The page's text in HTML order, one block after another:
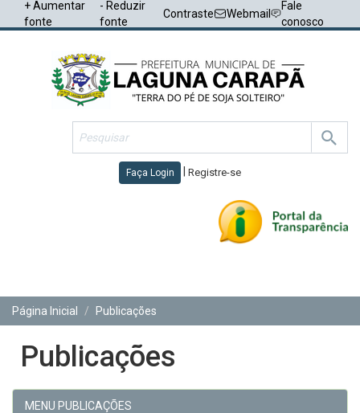
+ Aumentar
fonte
- Reduzir
fonte
Contraste Webmail
Fale
conosco
Faça Login Registre-se
Página Inicial
Publicações
Publicações
MENU PUBLICAÇÕES